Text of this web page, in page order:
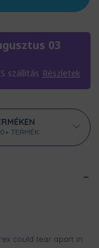
03
szállítás Részletek
TERMÉK
could tear apart in